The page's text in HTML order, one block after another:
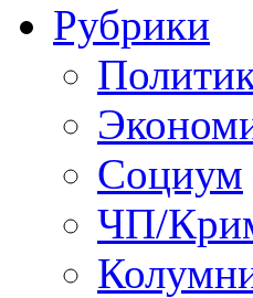
Рубрики
Социум
ЧП/